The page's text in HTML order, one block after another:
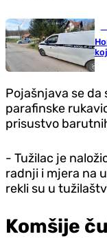
Pojašnjava se
parafinske
prisustvo
- Tužilac je
radnji i mjera na
rekli su u
Komšije